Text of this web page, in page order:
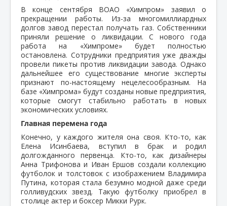
В конце сентября ВОАО «Химпром» заявил о
прекращении работы. Из-за многомиллиардных
долгов завод перестал получать газ. Собственники
приняли решение о ликвидации. С нового года
работа на «Химпроме» будет полностью
остановлена. Сотрудники предприятия уже дважды
провели пикеты против ликвидации завода. Однако
дальнейшее его существование многие эксперты
признают по-настоящему нецелесообразным. На
базе «Химпрома» будут созданы новые предприятия,
которые смогут стабильно работать в новых
экономических условиях.
Главная перемена года
Конечно, у каждого жителя она своя. Кто-то, как
Елена Исинбаева, вступил в брак и родил
долгожданного первенца. Кто-то, как дизайнеры
Анна Трифонова и Иван Ершов создали коллекцию
футболок и толстовок с изображением Владимира
Путина, которая стала безумно модной даже среди
голливудских звезд. Такую футболку приобрел в
столице актер и боксер Микки Рурк.